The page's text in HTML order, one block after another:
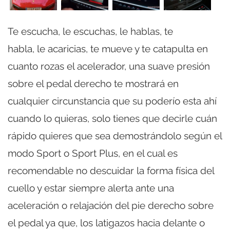
Te escucha, le escuchas, le hablas, te
habla, le acaricias, te mueve y te catapulta en
cuanto rozas el acelerador, una suave presión
sobre el pedal derecho te mostrará en
cualquier circunstancia que su poderío esta ahí
cuando lo quieras, solo tienes que decirle cuán
rápido quieres que sea demostrándolo según el
modo Sport o Sport Plus, en el cual es
recomendable no descuidar la forma física del
cuello y estar siempre alerta ante una
aceleración o relajación del pie derecho sobre
el pedal ya que, los latigazos hacia delante o